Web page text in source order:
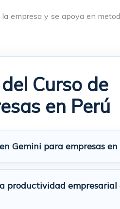
empresa y se apoya en
Curso de
en Perú
Gemini para empresas en
productividad empresarial